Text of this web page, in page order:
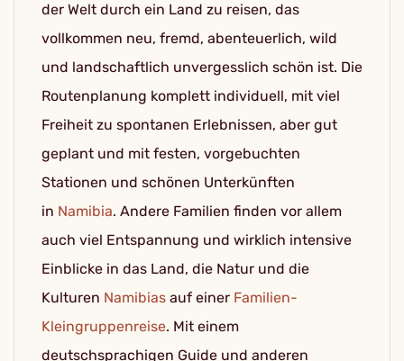
der Welt durch ein Land zu reisen, das
vollkommen neu, fremd, abenteuerlich, wild
und landschaftlich unvergesslich schön ist. Die
Routenplanung komplett individuell, mit viel
Freiheit zu spontanen Erlebnissen, aber gut
geplant und mit festen, vorgebuchten
Stationen und schönen Unterkünften
in Namibia. Andere Familien finden vor allem
auch viel Entspannung und wirklich intensive
Einblicke in das Land, die Natur und die
Kulturen Namibias auf einer Familien-
Kleingruppenreise. Mit einem
deutschsprachigen Guide und anderen